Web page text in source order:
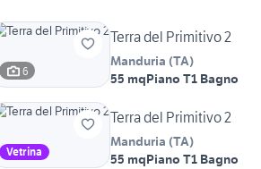
6
Terra del Primitivo 2
Manduria (TA)
55 mqPiano T1 Bagno
Vetrina
Terra del Primitivo 2
Manduria (TA)
55 mqPiano T1 Bagno